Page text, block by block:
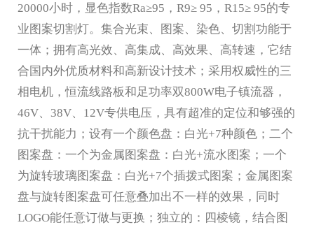
20000小时，显色指数Ra≥95，R9≥ 95，R15≥ 95的专
业图案切割灯。集合光束、图案、染色、切割功能于
一体；拥有高光效、高集成、高效果、高转速，它结
合国内外优质材料和高新设计技术；采用权威性的三
相电机，恒流线路板和足功率双800W电子镇流器，
46V、38V、12V专供电压，具有超准的定位和够强的
抗干扰能力；设有一个颜色盘：白光+7种颜色；二个
图案盘：一个为金属图案盘：白光+流水图案；一个
为旋转玻璃图案盘：白光+7个插拨式图案；金属图案
盘与旋转图案盘可任意叠加出不一样的效果，同时
LOGO能任意订做与更换；独立的：四棱镜，结合图